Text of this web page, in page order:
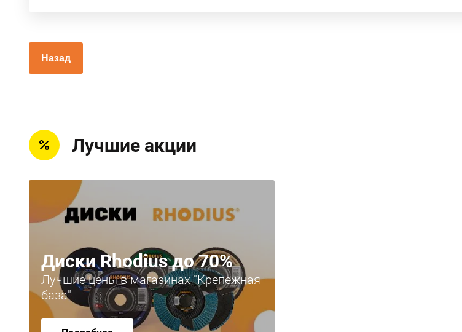
Назад
Лучшие акции
Диски Rhodius до 70%
Лучшие цены в магазинах "Крепежная
база"